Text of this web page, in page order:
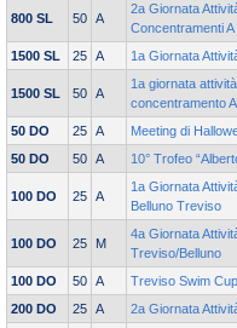
800 SL 50 A
2a Giornata
Concentramenti A
1500 SL
25 A 1a Giornata
1500 SL 50 A
1a giornata
concentramento A
50 DO
25 A
Meeting di
50 DO
50 A 10° Trofeo
100 DO 25 A
1a Giornata
Belluno Treviso
100 DO 25 M
4a Giornata
Treviso/Belluno
100 DO
50 A
Treviso Swim Cup
200 DO
25 A 2a Giornata